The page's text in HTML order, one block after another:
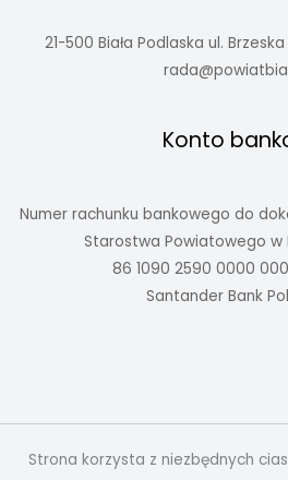
21-500 Biała Podlaska ul.
Konto
Numer rachunku bankowego do
Starostwa Powiatowego w
86 1090 2590 0000
Santander Bank
Strona korzysta z niezbędnych